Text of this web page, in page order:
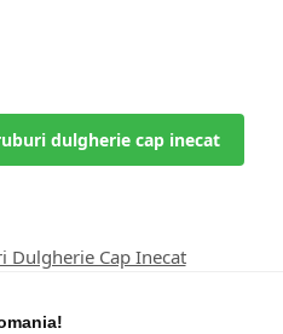
dulgherie cap inecat
Dulgherie Cap Inecat